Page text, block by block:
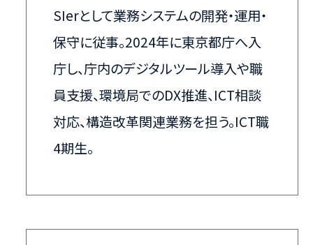
SIerとして業務システムの開発・運用・
保守に従事。2024年に東京都庁へ入
庁し、庁内のデジタルツール導入や職
員支援、環境局でのDX推進、ICT相談
対応、構造改革関連業務を担う。ICT職
4期生。